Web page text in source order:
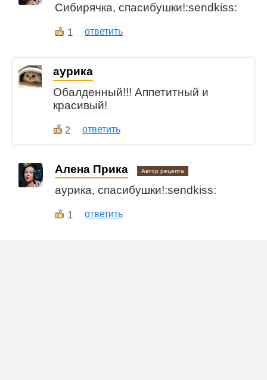
Сибирячка, спасибушки!:sendkiss:
1 ответить
aурика
Обалденный!!! Аппетитный и
красивый!
2 ответить
Алена Прика Автор рецепта
aурика, спасибушки!:sendkiss:
1 ответить